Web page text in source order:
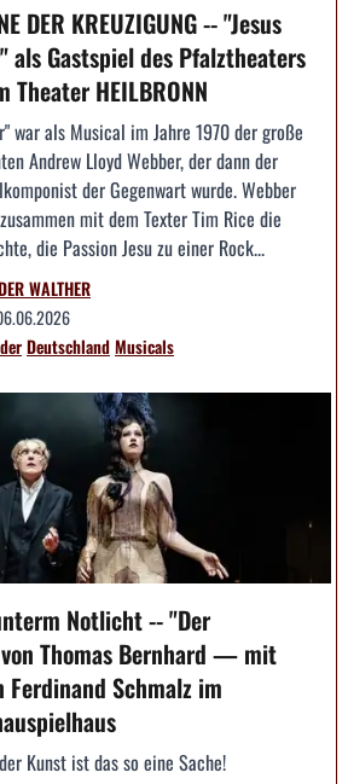
DER KREUZIGUNG -- "Jesus
als Gastspiel des Pfalztheaters
HEILBRONN
war als Musical im Jahre 1970 der große
Andrew Lloyd Webber, der dann der
der Gegenwart wurde. Webber
mit dem Texter Tim Rice die
die Passion Jesu zu einer Rock...
WALTHER
DeutschlandMusicals
Notlicht -- "Der
Thomas Bernhard — mit
Ferdinand Schmalz im
Kunst ist das so eine Sache!